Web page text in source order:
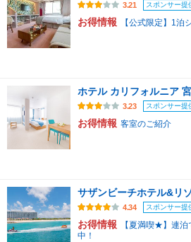
3.21 スポンサー提
お得情報 【公式限定】1泊
ホテル カリフォルニア
3.23 スポンサー提
お得情報 客室のご紹介
サザンビーチホテル&リ
4.34 スポンサー提
お得情報
【夏満喫★】連
中！